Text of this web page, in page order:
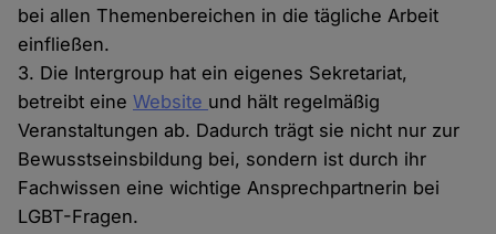
bei allen Themenbereichen in die tägliche Arbeit
einfließen.
3. Die Intergroup hat ein eigenes Sekretariat,
betreibt eineWebsite und hält regelmäßig
Veranstaltungen ab. Dadurch trägt sie nicht nur zur
Bewusstseinsbildung bei, sondern ist durch ihr
Fachwissen eine wichtige Ansprechpartnerin bei
LGBT-Fragen.